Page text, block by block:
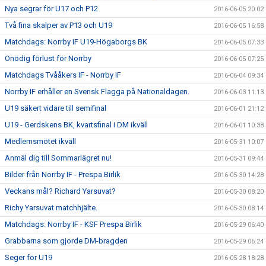
Nya segrar för U17 och P12 2016-06-05 20:02
Två fina skalper av P13 och U19 2016-06-05 16:58
Matchdags: Norrby IF U19-Högaborgs BK 2016-06-05 07:33
Onödig förlust för Norrby 2016-06-05 07:25
Matchdags Tvååkers IF - Norrby IF 2016-06-04 09:34
Norrby IF erhåller en Svensk Flagga på Nationaldagen. 2016-06-03 11:13
U19 säkert vidare till semifinal 2016-06-01 21:12
U19 - Gerdskens BK, kvartsfinal i DM ikväll 2016-06-01 10:38
Medlemsmötet ikväll 2016-05-31 10:07
Anmäl dig till Sommarlägret nu! 2016-05-31 09:44
Bilder från Norrby IF - Prespa Birlik 2016-05-30 14:28
Veckans mål? Richard Yarsuvat? 2016-05-30 08:20
Richy Yarsuvat matchhjälte. 2016-05-30 08:14
Matchdags: Norrby IF - KSF Prespa Birlik 2016-05-29 06:40
Grabbarna som gjorde DM-bragden 2016-05-29 06:24
Seger för U19 2016-05-28 18:28